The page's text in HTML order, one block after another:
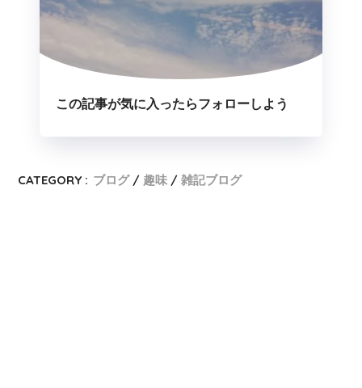
この記事が気に入ったらフォローしよう
CATEGORY : ブログ 趣味 雑記ブログ